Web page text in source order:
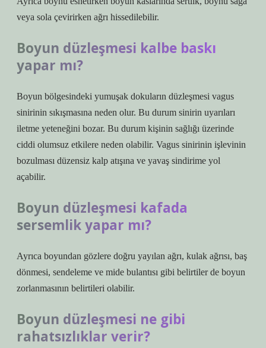
veya sola çevirirken ağrı hissedilebilir.
Boyun düzleşmesi kalbe baskı
yapar mı?
Boyun bölgesindeki yumuşak dokuların düzleşmesi vagus
sinirinin sıkışmasına neden olur. Bu durum sinirin uyarıları
iletme yeteneğini bozar. Bu durum kişinin sağlığı üzerinde
ciddi olumsuz etkilere neden olabilir. Vagus sinirinin işlevinin
bozulması düzensiz kalp atışına ve yavaş sindirime yol
açabilir.
Boyun düzleşmesi kafada
sersemlik yapar mı?
Ayrıca boyundan gözlere doğru yayılan ağrı, kulak ağrısı, baş
dönmesi, sendeleme ve mide bulantısı gibi belirtiler de boyun
zorlanmasının belirtileri olabilir.
Boyun düzleşmesi ne gibi
rahatsızlıklar verir?